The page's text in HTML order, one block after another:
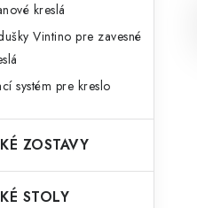
kreslá
Vintino pre zavesné
systém pre kreslo
ZOSTAVY
STOLY